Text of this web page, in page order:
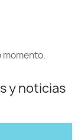
y noticias